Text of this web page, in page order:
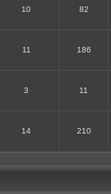
10 82
11 186
3 11
14 210